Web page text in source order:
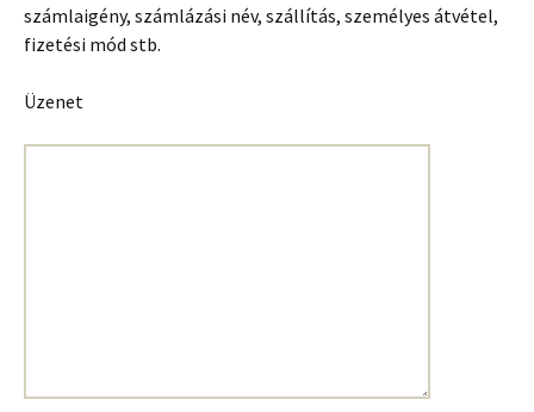
számlaigény, számlázási név, szállítás, személyes átvétel,
fizetési mód stb.
Üzenet